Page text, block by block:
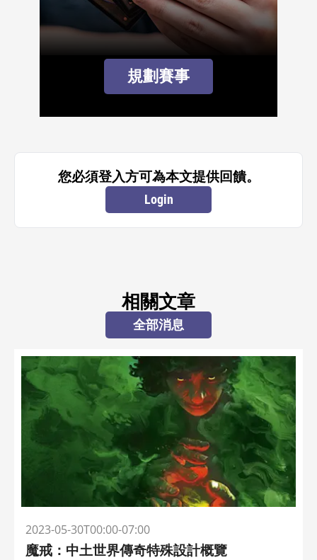
規劃賽事
您必須登入方可為本文提供回饋。
Login
相關文章
全部消息
2023-05-30T00:00-07:00
魔戒：中土世界傳奇特殊設計概覽